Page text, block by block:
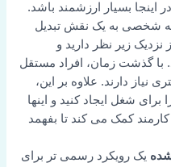
اینجا بسیار ارزشمند باشد.
شخصی به یک نقش تبدیل
زیر نظر دارید و
با گذشت زمان، افراد مستقل
نیاز دارند. علاوه بر این،
شغل ایجاد کنید و اینها
کارمند کمک می کند تا بفهمد
یک رویکرد رسمی تر برای